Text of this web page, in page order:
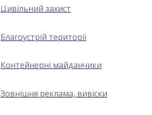
Цивільний захист
Благоустрій території
Контейнерні майданчики
Зовнішня реклама, вивіски